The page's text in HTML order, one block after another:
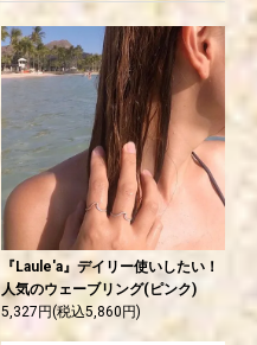
『Laule'a』デイリー使いしたい！
人気のウェーブリング(ピンク)
5,327円(税込5,860円)